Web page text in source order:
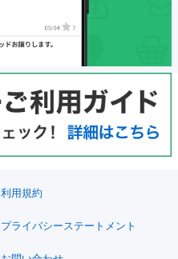
利用規約
プライバシーステートメント